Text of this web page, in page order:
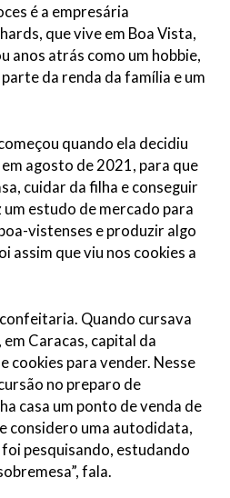
é a empresária
que vive em Boa Vista,
anos atrás como um hobbie,
da renda da família e um
quando ela decidiu
agosto de 2021, para que
cuidar da filha e conseguir
estudo de mercado para
vistenses e produzir algo
assim que viu nos cookies a
Quando cursava
Caracas, capital da
cookies para vender. Nesse
no preparo de
casa um ponto de venda de
considero uma autodidata,
pesquisando, estudando
fala.